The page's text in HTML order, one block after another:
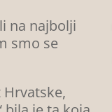
na najbolji
smo se